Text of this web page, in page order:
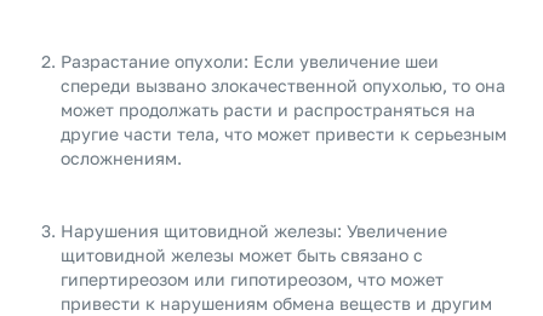
Разрастание опухоли: Если увеличение шеи
спереди вызвано злокачественной опухолью, то она
может продолжать расти и распространяться на
другие части тела, что может привести к серьезным
осложнениям.
Нарушения щитовидной железы: Увеличение
щитовидной железы может быть связано с
гипертиреозом или гипотиреозом, что может
привести к нарушениям обмена веществ и другим